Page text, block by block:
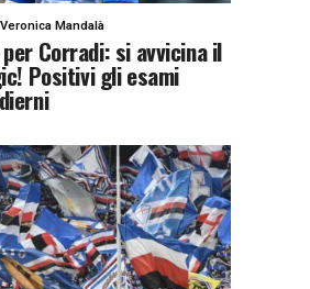
Veronica Mandalà
Corradi: si avvicina il
Positivi gli esami